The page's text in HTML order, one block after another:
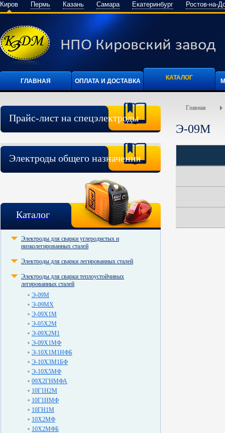
Киров Пермь Казань Самара Екатеринбург Ростов-на-
ГЛАВНАЯ ОПЛАТА И ДОСТАВКА КАТАЛОГ
Прайс-лист на спецэлектроды
Электроды общего назначения
Каталог
Электроды для сварки углеродистых и
низколегированных сталей
Электроды для сварки легированных сталей
Электроды для сварки теплоустойчивых
легированных сталей
Э-09М
Э-09МХ
Э-09Х1М
Э-05Х2М
Э-09Х2М1
Э-09Х1МФ
Э-10Х1М1НФБ
Э-10Х3М1БФ
Э-10Х5МФ
09Х2ГНМФА
10Г1Н2М
10Г1НМФ
10ГН1М
10Х2МФ
10Х2МФБ
Главная
Э-09М